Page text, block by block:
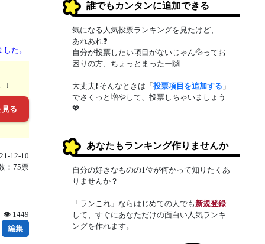
た。
↓
る
12-10
：75票
👁 1449
編集
誰でもカンタンに追加できる
気になる人気投票ランキングを見たけど、
あれあれ❓
自分が投票したい項目がないじゃん💦ってお
困りの方、ちょっとまったー🙌
大丈夫❗ そんなときは「投票項目を追加する 」
でさくっと増やして、投票しちゃいましょう
💖
あなたもランキング作りませんか
自分の好きなものの1位が何かって知りたくあ
りませんか？
「ランこれ」ならはじめての人でも新規登録
して、すぐにあなただけの面白い人気ランキ
ングを作れます。